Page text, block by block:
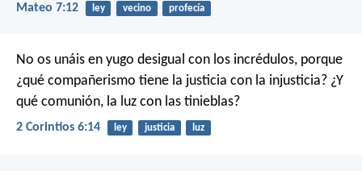
Mateo 7:12 ley vecino profecía
No os unáis en yugo desigual con los incrédulos, porque
¿qué compañerismo tiene la justicia con la injusticia? ¿Y
qué comunión, la luz con las tinieblas?
2 Corintios 6:14 ley justicia luz